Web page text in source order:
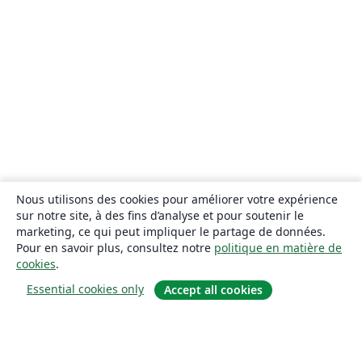
Nous utilisons des cookies pour améliorer votre expérience
sur notre site, à des fins d’analyse et pour soutenir le
marketing, ce qui peut impliquer le partage de données.
Pour en savoir plus, consultez notre politique en matière de
cookies.
Essential cookies only
Accept all cookies